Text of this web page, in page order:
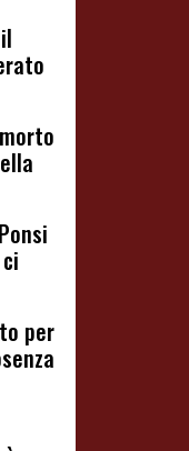
per